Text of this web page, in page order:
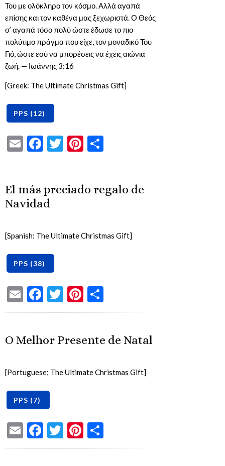
Του με ολόκληρο τον κόσμο. Αλλά αγαπά
επίσης και τον καθένα μας ξεχωριστά. Ο Θεός
σ’ αγαπά τόσο πολύ ώστε έδωσε το πιο
πολύτιμο πράγμα που είχε, τον μοναδικό Του
Γιό, ώστε εσύ να μπορέσεις να έχεις αιώνια
ζωή. — Ιωάννης 3:16
[Greek: The Ultimate Christmas Gift]
EmailFacebook
TwitterPinterest
El más preciado regalo de
Navidad
[Spanish: The Ultimate Christmas Gift]
EmailFacebook
TwitterPinterest
O Melhor Presente de Natal
[Portuguese; The Ultimate Christmas Gift]
EmailFacebook
TwitterPinterest